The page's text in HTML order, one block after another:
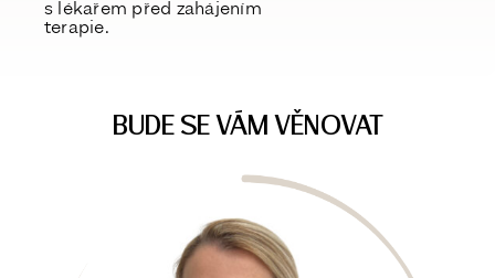
s lékařem před zahájením
terapie.
BUDE SE VÁM VĚNOVAT